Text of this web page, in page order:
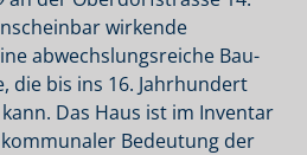
wirkende
abwechslungsreiche Bau-
die bis ins 16. Jahrhundert
Das Haus ist im Inventar
Bedeutung der